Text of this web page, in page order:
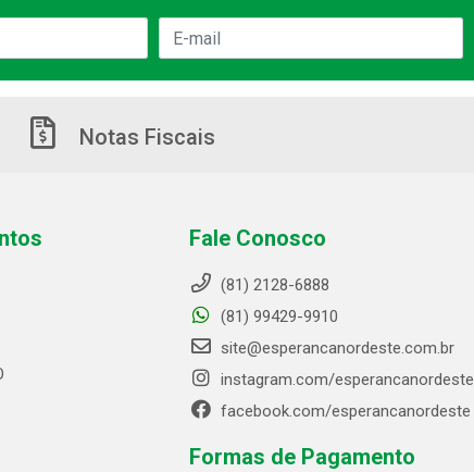
Notas Fiscais
Fale Conosco
(81) 2128-6888
(81) 99429-9910
site@esperancanordeste.com.br
instagram.com/esperancanordeste
facebook.com/esperancanordeste
Formas de Pagamento